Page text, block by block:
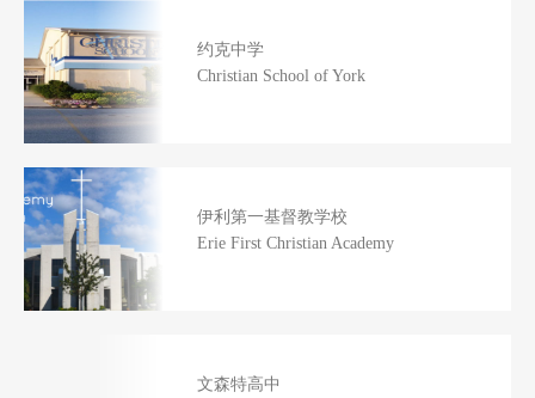
约克中学
Christian School of York
伊利第一基督教学校
Erie First Christian Academy
文森特高中